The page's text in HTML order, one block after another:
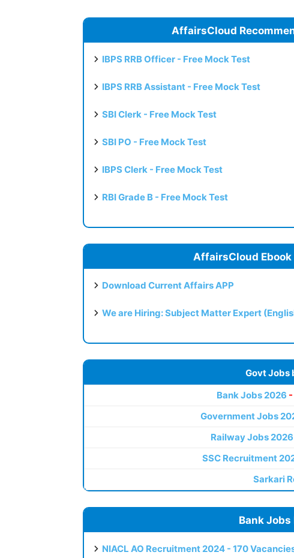
AffairsCloud
IBPS RRB Officer - Free Mock Test
IBPS RRB Assistant - Free Mock Test
SBI Clerk - Free Mock Test
SBI PO - Free Mock Test
IBPS Clerk - Free Mock Test
RBI Grade B - Free Mock Test
AffairsCloud Ebook
Download Current Affairs APP
We are Hiring: Subject Matter Expert
Govt Jobs
Bank Jobs 2026
Government Jobs
Railway Jobs 2026
SSC Recruitment
Sarkari
Bank
NIACL AO Recruitment 2024 - 170